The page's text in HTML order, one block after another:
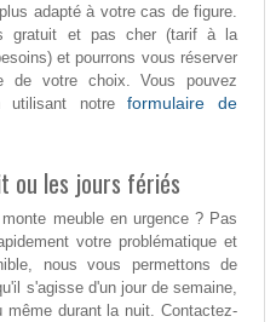
adapté à votre cas de figure.
gratuit et pas cher (tarif à la
et pourrons vous réserver
de votre choix. Vous pouvez
utilisant notreformulaire de
ou les jours fériés
meuble en urgence ? Pas
votre problématique et
nous vous permettons de
s'agisse d'un jour de semaine,
même durant la nuit. Contactez-